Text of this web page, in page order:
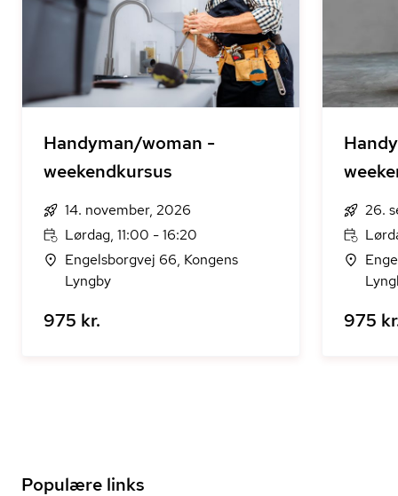
Handyman/woman -
weekendkursus
14. november, 2026
Lørdag, 11:00 - 16:20
Engelsborgvej 66, Kongens
Lyngby
975 kr.
26.
975
Populære links